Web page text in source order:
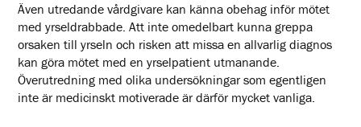
Även utredande vårdgivare kan känna obehag inför mötet
med yrseldrabbade. Att inte omedelbart kunna greppa
orsaken till yrseln och risken att missa en allvarlig diagnos
kan göra mötet med en yrselpatient utmanande.
Överutredning med olika undersökningar som egentligen
inte är medicinskt motiverade är därför mycket vanliga.